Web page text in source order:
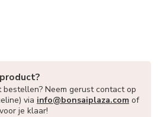
Neem gerust contact op
via info@bonsaiplaza.com of
je klaar!